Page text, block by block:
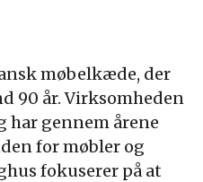
møbelkæde, der
90 år. Virksomheden
har gennem årene
for møbler og
fokuserer på at